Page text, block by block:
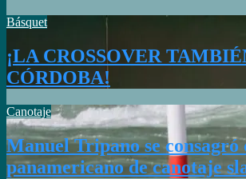
Básquet
¡LA CROSSOVER
CÓRDOBA!
Canotaje
Manuel Tripano se consagró
panamericano de canotaje